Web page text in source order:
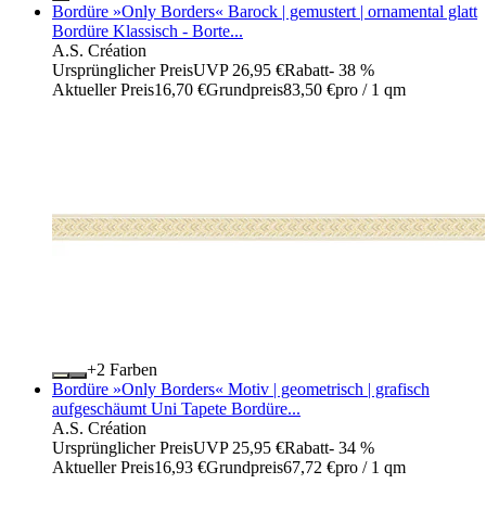
Bordüre »Only Borders« Barock | gemustert | ornamental glatt
Bordüre Klassisch - Borte...
A.S. Création
Ursprünglicher PreisUVP 26,95 €Rabatt- 38 %
Aktueller Preis16,70 €Grundpreis83,50 €pro / 1 qm
+
Farben
Bordüre »Only Borders« Motiv | geometrisch | grafisch
aufgeschäumt Uni Tapete Bordüre...
A.S. Création
Ursprünglicher PreisUVP 25,95 €Rabatt- 34 %
Aktueller Preis16,93 €Grundpreis67,72 €pro / 1 qm